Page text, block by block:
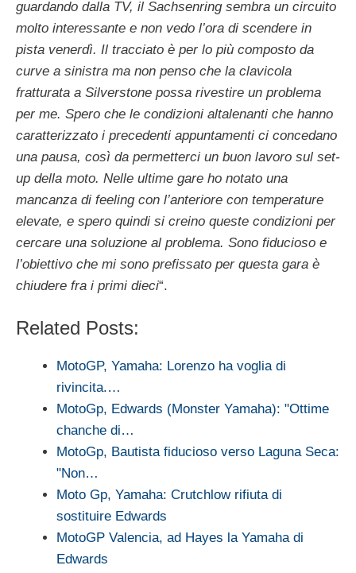
guardando dalla TV, il Sachsenring sembra un circuito
molto interessante e non vedo l’ora di scendere in
pista venerdì. Il tracciato è per lo più composto da
curve a sinistra ma non penso che la clavicola
fratturata a Silverstone possa rivestire un problema
per me. Spero che le condizioni altalenanti che hanno
caratterizzato i precedenti appuntamenti ci concedano
una pausa, così da permetterci un buon lavoro sul set-
up della moto. Nelle ultime gare ho notato una
mancanza di feeling con l’anteriore con temperature
elevate, e spero quindi si creino queste condizioni per
cercare una soluzione al problema. Sono fiducioso e
l’obiettivo che mi sono prefissato per questa gara è
chiudere fra i primi dieci“.
Related Posts:
MotoGP, Yamaha: Lorenzo ha voglia di
rivincita.…
MotoGp, Edwards (Monster Yamaha): "Ottime
chanche di…
MotoGp, Bautista fiducioso verso Laguna Seca:
"Non…
Moto Gp, Yamaha: Crutchlow rifiuta di
sostituire Edwards
MotoGP Valencia, ad Hayes la Yamaha di
Edwards